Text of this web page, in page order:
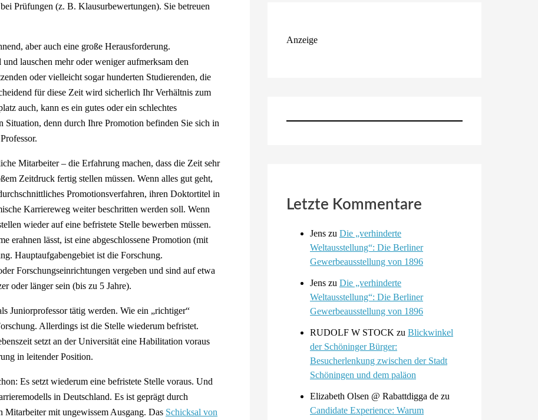
Prüfungen (z. B. Klausurbewertungen). Sie betreuen
aber auch eine große Herausforderung.
lauschen mehr oder weniger aufmerksam den
oder vielleicht sogar hunderten Studierenden, die
für diese Zeit wird sicherlich Ihr Verhältnis zum
auch, kann es ein gutes oder ein schlechtes
Situation, denn durch Ihre Promotion befinden Sie sich in
Mitarbeiter – die Erfahrung machen, dass die Zeit sehr
Zeitdruck fertig stellen müssen. Wenn alles gut geht,
Promotionsverfahren, ihren Doktortitel in
Karriereweg weiter beschritten werden soll. Wenn
wieder auf eine befristete Stelle bewerben müssen.
erahnen lässt, ist eine abgeschlossene Promotion (mit
Hauptaufgabengebiet ist die Forschung.
Forschungseinrichtungen vergeben und sind auf etwa
oder länger sein (bis zu 5 Jahre).
Juniorprofessor tätig werden. Wie ein „richtiger“
Allerdings ist die Stelle wiederum befristet.
setzt an der Universität eine Habilitation voraus
in leitender Position.
Es setzt wiederum eine befristete Stelle voraus. Und
in Deutschland. Es ist geprägt durch
Mitarbeiter mit ungewissem Ausgang. Das Schicksal von
Anzeige
Letzte Kommentare
Jens zu Die „verhinderte
Weltausstellung“: Die Berliner
Gewerbeausstellung von 1896
Jens zu Die „verhinderte
Weltausstellung“: Die Berliner
Gewerbeausstellung von 1896
RUDOLF W STOCK zu Blickwinkel
der Schöninger Bürger:
Besucherlenkung zwischen der Stadt
Schöningen und dem paläon
Elizabeth Olsen @ Rabattdigga de zu
Candidate Experience: Warum